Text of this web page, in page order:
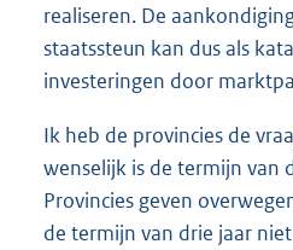
realiseren. De
staatssteun kan dus als
investeringen door
Ik heb de provincies de
wenselijk is de termijn van
Provincies geven
de termijn van drie jaar